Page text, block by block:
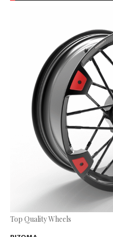
Top Quality Wheels